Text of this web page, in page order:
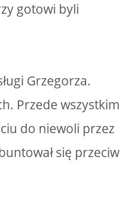
gotowi byli
Grzegorza.
Przede wszystkim
do niewoli przez
się przeciw